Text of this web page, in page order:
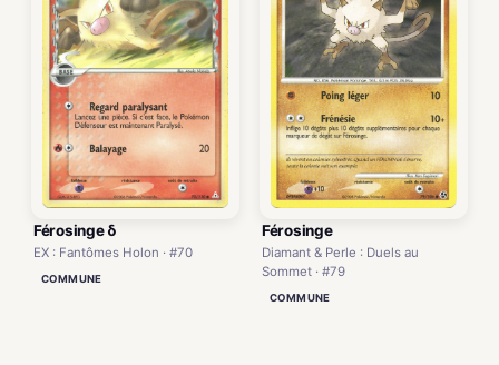
Férosinge δ
EX : Fantômes Holon · #70
COMMUNE
Férosinge
Diamant & Perle : Duels au
Sommet · #79
COMMUNE